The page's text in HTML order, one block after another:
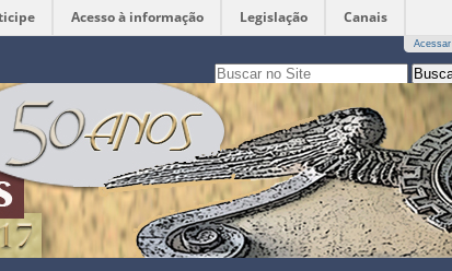
Acesso à informação Legislação Canais
Acessar
Busca
apenas nesta seção
Busca
Avançada…